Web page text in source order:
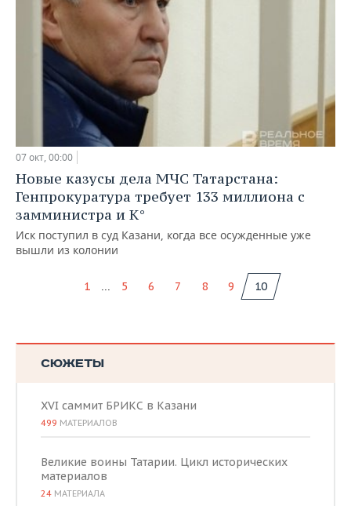
07 окт, 00:00
Новые казусы дела МЧС Татарстана:
Генпрокуратура требует 133 миллиона с
замминистра и К°
Иск поступил в суд Казани, когда все осужденные уже
вышли из колонии
1 ... 5 6 7 8 9 10
СЮЖЕТЫ
XVI саммит БРИКС в Казани
499 МАТЕРИАЛОВ
Великие воины Татарии. Цикл исторических
материалов
24 МАТЕРИАЛА